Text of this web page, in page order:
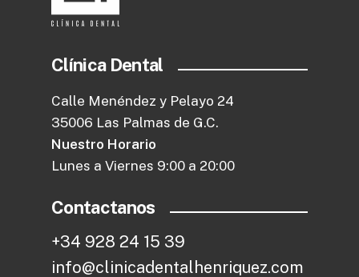
Clínica Dental
Calle Menéndez y Pelayo 24
35006 Las Palmas de G.C.
Nuestro Horario
Lunes a Viernes 9:00 a 20:00
Contactanos
+34 928 24 15 39
info@clinicadentalhenriquez.com